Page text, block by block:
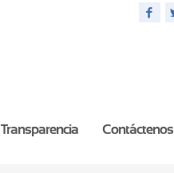
Transparencia Contáctenos